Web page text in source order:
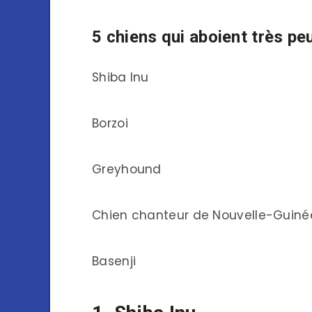
5 chiens qui aboient très
Shiba Inu
Borzoi
Greyhound
Chien chanteur de Nouvelle-
Basenji